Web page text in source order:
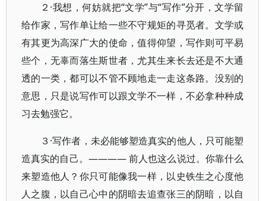
２·我想，何妨就把“文学”与“写作”分开，文学留
给作家，写作单让给一些不守规矩的寻觅者。文学或
有其更为高深广大的使命，值得仰望，写作则可平易
些个，无辜而落生斯世者，尤其生来长去还是不大通
透的一类，都可以不管不顾地走一走这条路。没别的
意思，只是说写作可以跟文学不一样，不必拿种种成
习去勉强它。
３·写作者，未必能够塑造真实的他人，只可能塑
造真实的自己。———— 前人也这么说过。你靠什么
来塑造他人？你只可能像我一样，以史铁生之心度他
人之腹，以自己心中的阴暗去追查张三的阴暗，以自